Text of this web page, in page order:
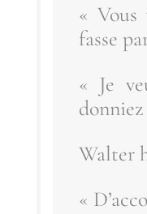
«
fasse
« Je
Wal­ter
«